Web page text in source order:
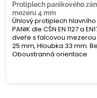
Protiplech panikového
mezeru 4 mm
Úhlový protiplech
PANIK dle CŠN EN 1127 a
dveře s falcovou mezerou
25 mm, Hloubka 33 mm.
Oboustranná orientace